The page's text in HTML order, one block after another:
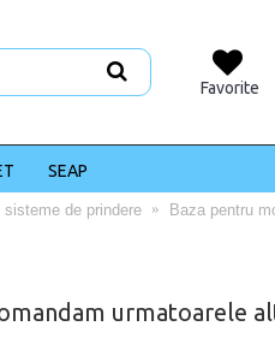
Favorite
SEAP
sisteme de prindere Baza pentru
urmatoarele